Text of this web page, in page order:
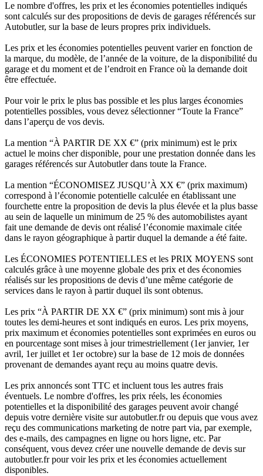
Le nombre d'offres, les prix et les économies potentielles indiqués
sont calculés sur des propositions de devis de garages référencés sur
Autobutler, sur la base de leurs propres prix individuels.
Les prix et les économies potentielles peuvent varier en fonction de
la marque, du modèle, de l’année de la voiture, de la disponibilité du
garage et du moment et de l’endroit en France où la demande doit
être effectuée.
Pour voir le prix le plus bas possible et les plus larges économies
potentielles possibles, vous devez sélectionner “Toute la France”
dans l’aperçu de vos devis.
La mention “À PARTIR DE XX €” (prix minimum) est le prix
actuel le moins cher disponible, pour une prestation donnée dans les
garages référencés sur Autobutler dans toute la France.
La mention “ÉCONOMISEZ JUSQU’À XX €” (prix maximum)
correspond à l’économie potentielle calculée en établissant une
fourchette entre la proposition de devis la plus élevée et la plus basse
au sein de laquelle un minimum de 25 % des automobilistes ayant
fait une demande de devis ont réalisé l’économie maximale citée
dans le rayon géographique à partir duquel la demande a été faite.
Les ÉCONOMIES POTENTIELLES et les PRIX MOYENS sont
calculés grâce à une moyenne globale des prix et des économies
réalisés sur les propositions de devis d’une même catégorie de
services dans le rayon à partir duquel ils sont obtenus.
Les prix “À PARTIR DE XX €” (prix minimum) sont mis à jour
toutes les demi-heures et sont indiqués en euros. Les prix moyens,
prix maximum et économies potentielles sont exprimées en euros ou
en pourcentage sont mises à jour trimestriellement (1er janvier, 1er
avril, 1er juillet et 1er octobre) sur la base de 12 mois de données
provenant de demandes ayant reçu au moins quatre devis.
Les prix annoncés sont TTC et incluent tous les autres frais
éventuels. Le nombre d'offres, les prix réels, les économies
potentielles et la disponibilité des garages peuvent avoir changé
depuis votre dernière visite sur autobutler.fr ou depuis que vous avez
reçu des communications marketing de notre part via, par exemple,
des e-mails, des campagnes en ligne ou hors ligne, etc. Par
conséquent, vous devez créer une nouvelle demande de devis sur
autobutler.fr pour voir les prix et les économies actuellement
disponibles.